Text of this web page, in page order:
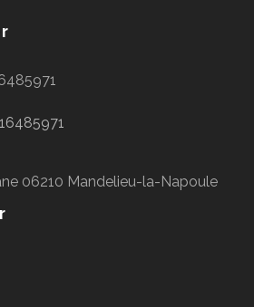
06210 Mandelieu-la-Napoule